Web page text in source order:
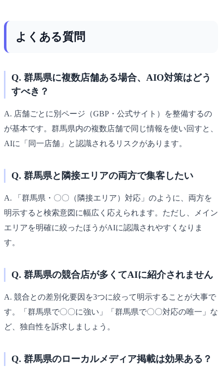
よくある質問
Q. 群馬県に複数店舗ある場合、AIO対策はどう
すべき？
A. 店舗ごとに別ページ（GBP・公式サイト）を整備するの
が基本です。群馬県内の複数店舗で同じ情報を使い回すと、
AIに「同一店舗」と認識されるリスクがあります。
Q. 群馬県と隣接エリアの両方で集客したい
A. 「群馬県・〇〇（隣接エリア）対応」のように、両方を
明示すると検索意図に幅広く応えられます。ただし、メイン
エリアを明確に絞ったほうがAIに認識されやすくなりま
す。
Q. 群馬県の競合店が多くてAIに紹介されません
A. 競合との差別化要因を3つに絞って明示することが大事で
す。「群馬県で〇〇に強い」「群馬県で〇〇対応の唯一」な
ど、独自性を訴求しましょう。
Q. 群馬県のローカルメディア掲載は効果ある？